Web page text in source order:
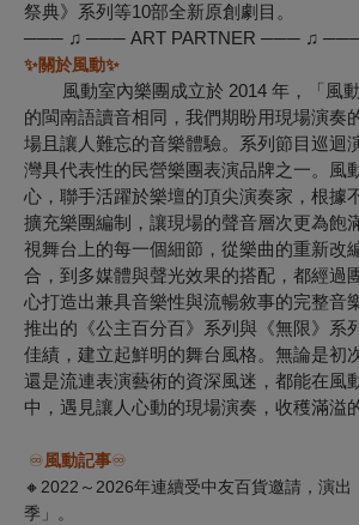
祭典》系列等10部全新原創劇目。
─── ♫ ─── ART PARTNER ─── ♫
✨關於風動✨
風動室內樂團成立於 2014 年，「風動
的閩南語讀音相同，我們期盼用現場演奏
場且讓人難忘的音樂體驗。系列節目巡迴
灣具代表性的民營樂團表演品牌之一。風
心，聯手活躍於樂壇的頂尖演奏家，根據
擴充樂團編制，讓現場的聲音層次更為飽
視舞台上的每一個細節，從樂曲的重新改
合，到多媒體與聲光效果的搭配，都經過
心打造出兼具音樂性與流暢敘事的完整音
推出的《公主百分百》系列與《無限》系
佳績，建立起鮮明的舞台風格。無論是初
還是流連表演藝術的資深風迷，都能在風
中，遇見讓人心動的現場演奏，收穫滿溢
♾️風動記事♾️
🔸2022～2026年連續受中友百貨邀請，演出
季」。